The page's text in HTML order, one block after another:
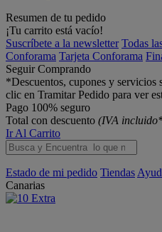
Resumen de tu pedido
¡Tu carrito está vacío!
Suscríbete a la newsletter Todas
Conforama Tarjeta Conforama
Seguir Comprando
*Descuentos, cupones y servicios
clic en Tramitar Pedido para ver
Pago 100% seguro
Total con descuento (IVA
Ir Al Carrito
Estado de mi pedido Tiendas
Canarias